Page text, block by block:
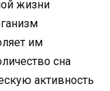
жизни
им
сна
активность